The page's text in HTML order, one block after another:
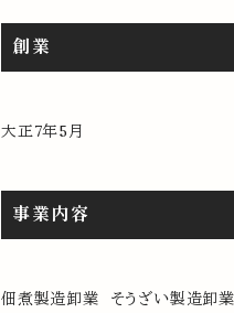
創業
大正7年5月
事業内容
佃煮製造卸業 そうざい製造卸